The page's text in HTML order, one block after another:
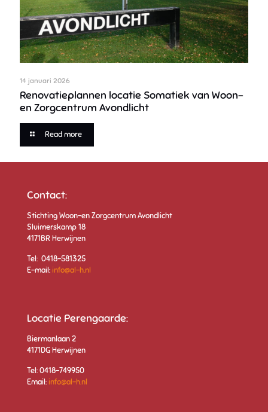
14 januari 2026
Renovatieplannen locatie Somatiek van Woon-
en Zorgcentrum Avondlicht
Read more
Contact:
Stichting Woon-en Zorgcentrum Avondlicht
Sluimerskamp 18
4171BR Herwijnen
Tel: 0418-581325
E-mail: info@al-h.nl
Locatie Perengaarde:
Biermanlaan 2
4171DG Herwijnen
Tel: 0418-749950
Email: info@al-h.nl